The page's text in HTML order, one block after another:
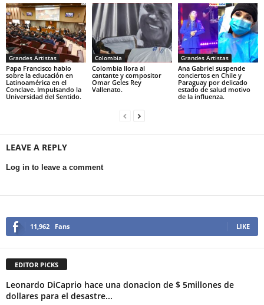
Grandes Artistas
Papa Francisco hablo
sobre la educación en
Latinoamérica en el
Conclave. Impulsando la
Universidad del Sentido.
Colombia
Colombia llora al
cantante y compositor
Omar Geles Rey
Vallenato.
Grandes Artistas
Ana Gabriel suspende
conciertos en Chile y
Paraguay por delicado
estado de salud motivo
de la influenza.
LEAVE A REPLY
Log in to leave a comment
11,962 Fans LIKE
EDITOR PICKS
Leonardo DiCaprio hace una donacion de $ 5millones de
dollares para el desastre...